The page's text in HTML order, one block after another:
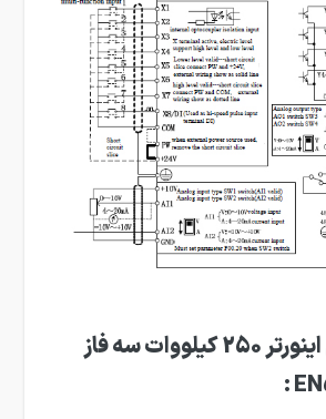
نحوه کدخوانی اینورتر 250 کیلووات سه فاز